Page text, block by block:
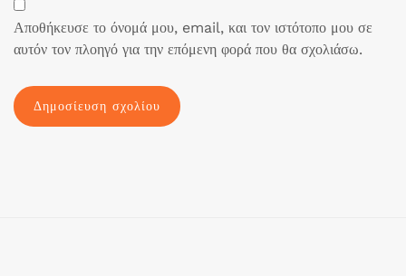
Αποθήκευσε το όνομά μου, email, και τον ιστότοπο μου σε
αυτόν τον πλοηγό για την επόμενη φορά που θα σχολιάσω.